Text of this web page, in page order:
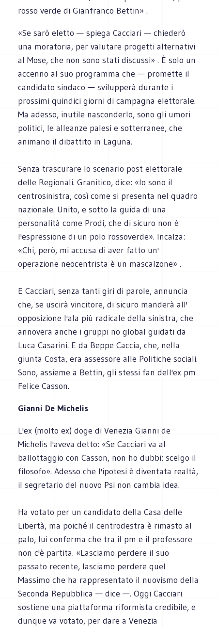
rosso verde di Gianfranco Bettin» .
«Se sarò eletto — spiega Cacciari — chiederò
una moratoria, per valutare progetti alternativi
al Mose, che non sono stati discussi» . È solo un
accenno al suo programma che — promette il
candidato sindaco — svilupperà durante i
prossimi quindici giorni di campagna elettorale.
Ma adesso, inutile nasconderlo, sono gli umori
politici, le alleanze palesi e sotterranee, che
animano il dibattito in Laguna.
Senza trascurare lo scenario post elettorale
delle Regionali. Granitico, dice: «Io sono il
centrosinistra, così come si presenta nel quadro
nazionale. Unito, e sotto la guida di una
personalità come Prodi, che di sicuro non è
l'espressione di un polo rossoverde». Incalza:
«Chi, però, mi accusa di aver fatto un'
operazione neocentrista è un mascalzone» .
E Cacciari, senza tanti giri di parole, annuncia
che, se uscirà vincitore, di sicuro manderà all'
opposizione l'ala più radicale della sinistra, che
annovera anche i gruppi no global guidati da
Luca Casarini. E da Beppe Caccia, che, nella
giunta Costa, era assessore alle Politiche sociali.
Sono, assieme a Bettin, gli stessi fan dell'ex pm
Felice Casson.
Gianni De Michelis
L'ex (molto ex) doge di Venezia Gianni de
Michelis l'aveva detto: «Se Cacciari va al
ballottaggio con Casson, non ho dubbi: scelgo il
filosofo». Adesso che l'ipotesi è diventata realtà,
il segretario del nuovo Psi non cambia idea.
Ha votato per un candidato della Casa delle
Libertà, ma poiché il centrodestra è rimasto al
palo, lui conferma che tra il pm e il professore
non c'è partita. «Lasciamo perdere il suo
passato recente, lasciamo perdere quel
Massimo che ha rappresentato il nuovismo della
Seconda Repubblica — dice —. Oggi Cacciari
sostiene una piattaforma riformista credibile, e
dunque va votato, per dare a Venezia